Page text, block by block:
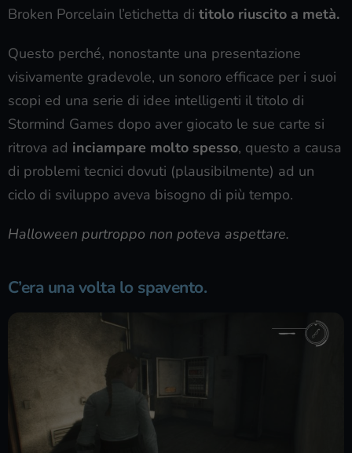
Broken Porcelain l’etichetta di titolo riuscito a metà.
Questo perché, nonostante una presentazione
visivamente gradevole, un sonoro efficace per i suoi
scopi ed una serie di idee intelligenti il titolo di
Stormind Games dopo aver giocato le sue carte si
ritrova ad inciampare molto spesso, questo a causa
di problemi tecnici dovuti (plausibilmente) ad un
ciclo di sviluppo aveva bisogno di più tempo.
Halloween purtroppo non poteva aspettare.
C’era una volta lo spavento.